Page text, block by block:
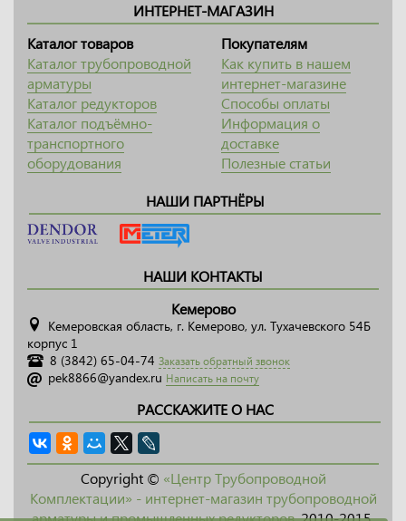
ИНТЕРНЕТ-МАГАЗИН
Каталог товаров
Каталог трубопроводной
арматуры
Каталог редукторов
Каталог подъёмно-
транспортного
оборудования
Покупателям
Как купить в нашем
интернет-магазине
Способы оплаты
Информация о
доставке
Полезные статьи
НАШИ ПАРТНЁРЫ
НАШИ КОНТАКТЫ
Кемерово
Кемеровская область, г. Кемерово, ул. Тухачевского 54Б
корпус 1
8 (3842) 65-04-74 Заказать обратный звонок
pek8866@yandex.ru Написать на почту
РАССКАЖИТЕ О НАС
Copyright © «Центр Трубопроводной
Комплектации» - интернет-магазин трубопроводной